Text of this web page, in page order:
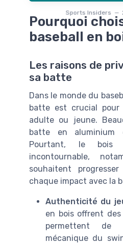
Sports Insiders —
Pourquoi
baseball en
Les raisons de
sa batte
Dans le monde du
batte est crucial pour
adulte ou jeune.
batte en
Pourtant, le bois
incontournable,
souhaitent
chaque impact avec la
Authenticité du
en bois offrent
permettent de
mécanique du